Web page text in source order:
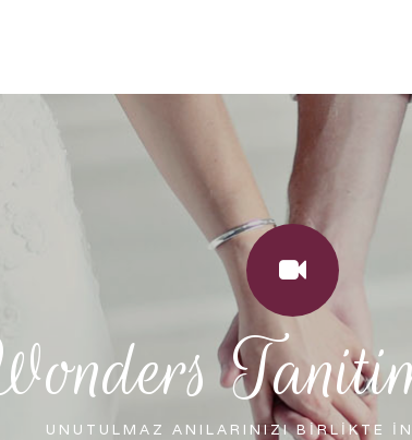
UNUTULMAZ ANILARINIZI BİRLİKTE